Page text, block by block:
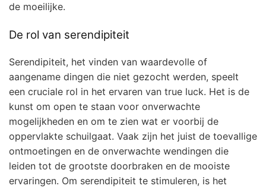
de moeilijke.
De rol van serendipiteit
Serendipiteit, het vinden van waardevolle of
aangename dingen die niet gezocht werden, speelt
een cruciale rol in het ervaren van true luck. Het is de
kunst om open te staan voor onverwachte
mogelijkheden en om te zien wat er voorbij de
oppervlakte schuilgaat. Vaak zijn het juist de toevallige
ontmoetingen en de onverwachte wendingen die
leiden tot de grootste doorbraken en de mooiste
ervaringen. Om serendipiteit te stimuleren, is het